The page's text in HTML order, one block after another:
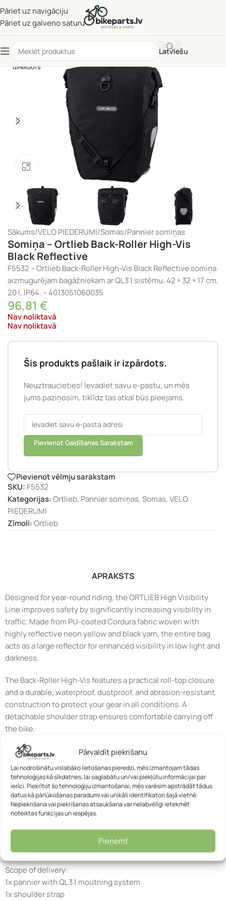
Pārvaldīt piekrišanu
Lai nodrošinātu vislabāko lietošanas pieredzi, mēs izmantojam tādas
tehnoloģijas kā sīkdatnes, lai saglabātu un/vai piekļūtu informācijai par
ierīci. Piekrītot šo tehnoloģiju izmantošanai, mēs varēsim apstrādāt tādus
datus kā pārlūkošanas paradumi vai unikāli identifikatori šajā vietnē.
Nepiekrišana vai piekrišanas atsaukšana var nelabvēlīgi ietekmēt
noteiktas funkcijas un iespējas.
Pieņemt
Pāriet uz navigāciju
Pāriet uz galveno saturu
Latviešu
IZPĀRDOTS
Noklikšķiniet, lai palielinātu
Sākums/VELO PIEDERUMI/Somas/Pannier somiņas
Somiņa – Ortlieb Back-Roller High-Vis
Black Reflective
F5532 – Ortlieb Back-Roller High-Vis Black Reflective somiņa
aizmugurējam bagāžniekam ar QL3.1 sistēmu, 42 × 32 × 17 cm,
20 l, IP64. – 4013051060035
96,81 €
Nav noliktavā
Nav noliktavā
Šis produkts pašlaik ir izpārdots.
Neuztraucieties! Ievadiet savu e-pastu, un mēs
jums paziņosim, tiklīdz tas atkal būs pieejams.
Pievienot Gaidīšanas Sarakstam
Pievienot vēlmju sarakstam
SKU: F5532
Kategorijas:Ortlieb, Pannier somiņas,Somas,VELO
PIEDERUMI
Zīmoli:Ortlieb
APRAKSTS
Designed for year-round riding, the ORTLIEB High Visibility
Line improves safety by significantly increasing visibility in
traffic. Made from PU-coated Cordura fabric woven with
highly reflective neon yellow and black yarn, the entire bag
acts as a large reflector for enhanced visibility in low light and
darkness.
The Back-Roller High-Vis features a practical roll-top closure
and a durable, waterproof, dustproof, and abrasion-resistant
construction to protect your gear in all conditions. A
detachable shoulder strap ensures comfortable carrying off
the bike.
Specifications:
Height: 42 cm
Width: 32 cm
Depth: 17 cm
Volume: 20 L
Load: 9 kg
Waterproof: Yes (IP64)
Material: PU-coated Cordura (PS50CX)
Scope of delivery:
1x pannier with QL3.1 moutning system
1x shoulder strap